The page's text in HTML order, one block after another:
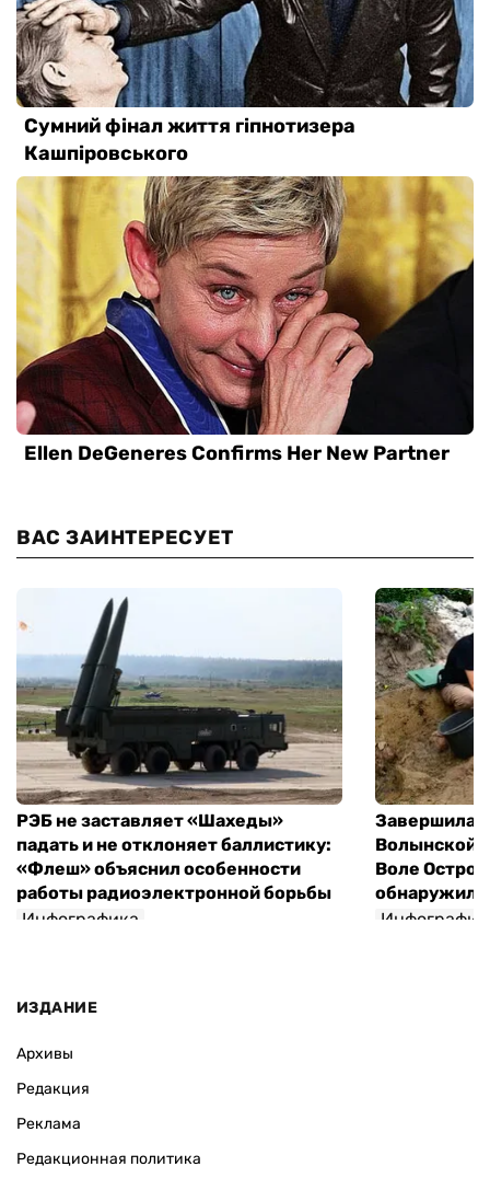
ВАС ЗАИНТЕРЕСУЕТ
РЭБ не заставляет «Шахеды»
падать и не отклоняет баллистику:
«Флеш» объяснил особенности
работы радиоэлектронной борьбы
Инфографика
Волынской
Воле
обнаружили
ИЗДАНИЕ
Архивы
Редакция
Реклама
Редакционная политика